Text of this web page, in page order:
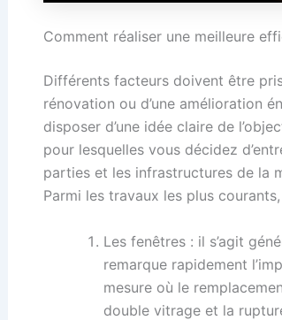
Comment réaliser une meilleure
Différents facteurs doivent être
rénovation ou d’une amélioration
disposer d’une idée claire de
pour lesquelles vous décidez
parties et les infrastructures de la
Parmi les travaux les plus
Les fenêtres : il s’agit
remarque rapidement
mesure où le
double vitrage et la